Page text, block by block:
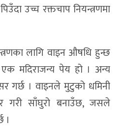
उच्च रक्तचाप नियन्त्रणमा
लागि वाइन औषधि हुन्छ
एक मदिराजन्य पेय हो । अन्य
गर्छ । वाइनले मुटुको धमिनी
गरी साँघुरो बनाउँछ, जसले
।